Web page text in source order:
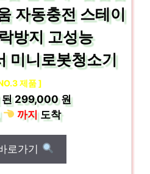
자동충전 스테이
방지 고성능
미니로봇청소기
제품 ]
된299,000 원
까지도착
로가기